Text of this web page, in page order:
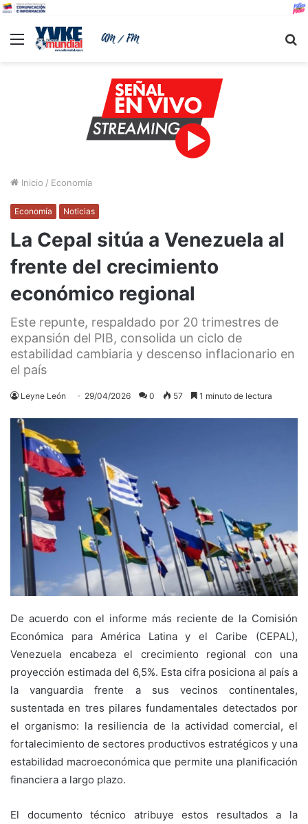
Menu
Inicio / Economía
Economía Noticias
La Cepal sitúa a Venezuela al
frente del crecimiento
económico regional
Este repunte, respaldado por 20 trimestres de
expansión del PIB, consolida un ciclo de
estabilidad cambiaria y descenso inflacionario en
el país
Leyne León 29/04/2026 0 57 1 minuto de lectura
De acuerdo con el informe más reciente de la Comisión
Económica para América Latina y el Caribe (CEPAL),
Venezuela encabeza el crecimiento regional con una
proyección estimada del 6,5%. Esta cifra posiciona al país a
la vanguardia frente a sus vecinos continentales,
sustentada en tres pilares fundamentales detectados por
el organismo: la resiliencia de la actividad comercial, el
fortalecimiento de sectores productivos estratégicos y una
estabilidad macroeconómica que permite una planificación
financiera a largo plazo.
El documento técnico atribuye estos resultados a la